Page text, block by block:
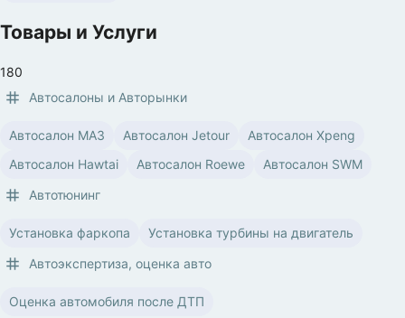
Товары и Услуги
180
Автосалоны и Aвторынки
Автосалон МАЗ Автосалон Jetour
Автосалон Xpeng
Автосалон Hawtai
Автосалон Roewe
Автосалон SWM
Автотюнинг
Установка фаркопа
Установка турбины на двигатель
Автоэкспертиза, оценка авто
Оценка автомобиля после ДТП